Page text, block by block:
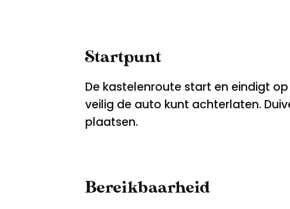
Startpunt
De kastelenroute start en eindigt
veilig de auto kunt achterlaten.
plaatsen.
Bereikbaarheid